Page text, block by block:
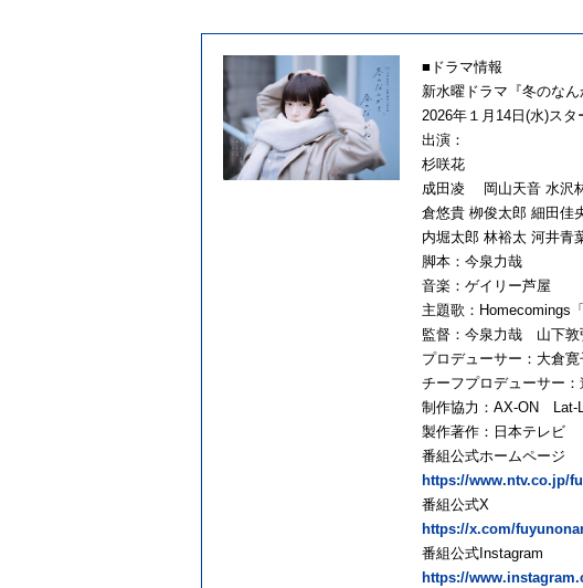
■ドラマ情報
新水曜ドラマ『冬のなん
2026年１月14日(水)ス
出演：
杉咲花
成田凌 岡山天音 水沢
倉悠貴 栁俊太郎 細田佳
内堀太郎 林裕太 河井
脚本：今泉力哉
音楽：ゲイリー芦屋
主題歌：Homecomings
監督：今泉力哉 山下
プロデューサー：大
チーフプロデューサー：
制作協力：AX-ON Lat-
製作著作：日本テレビ
番組公式ホームページ
https://www.ntv.co.jp/
番組公式X
https://x.com/
番組公式Instagram
https://